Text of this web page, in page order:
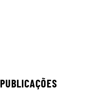
PUBLICAÇÕES